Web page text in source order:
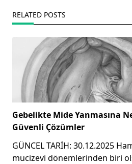
RELATED POSTS
Gebelikte Mide Yanmasına
Güvenli Çözümler
GÜNCEL TARİH: 30.12.2025
mucizevi dönemlerinden biri